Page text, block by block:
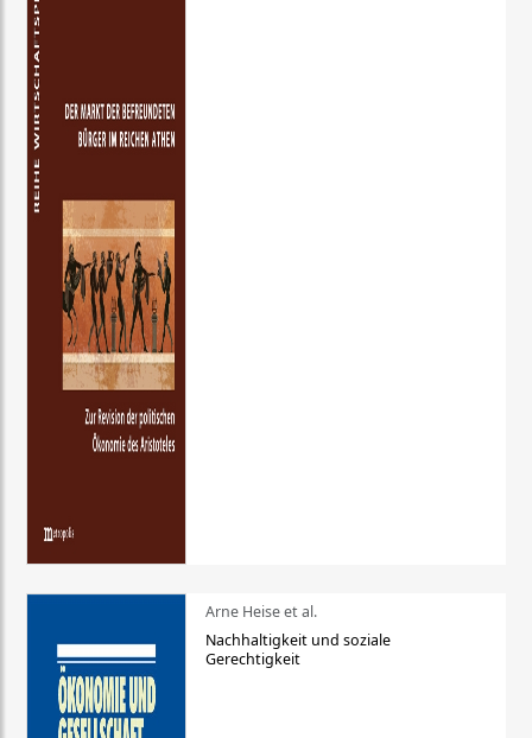
Arne Heise et al.
Nachhaltigkeit und soziale
Gerechtigkeit